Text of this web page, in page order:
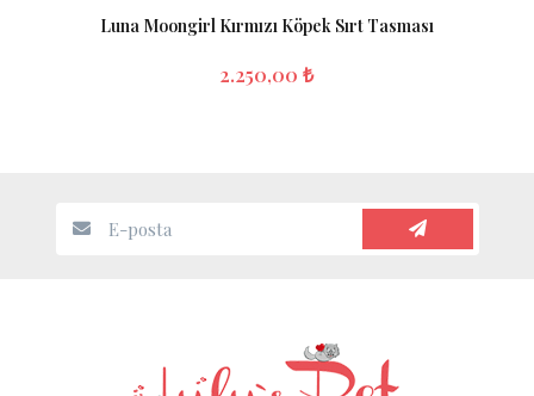
Luna Moongirl Kırmızı Köpek Sırt Tasması
2.250,00 ₺